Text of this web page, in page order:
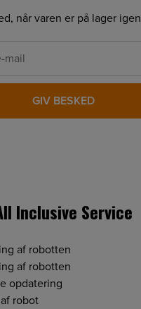
når varen er på lager igen
GIV BESKED
Inclusive Service
af robotten
af robotten
opdatering
robot